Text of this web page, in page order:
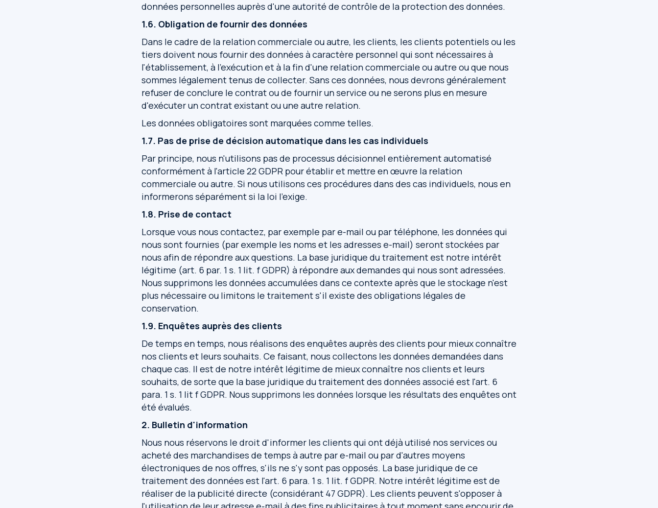
données personnelles auprès d'une autorité de contrôle de la protection des données.
1.6. Obligation de fournir des données
Dans le cadre de la relation commerciale ou autre, les clients, les clients potentiels ou les
tiers doivent nous fournir des données à caractère personnel qui sont nécessaires à
l'établissement, à l'exécution et à la fin d'une relation commerciale ou autre ou que nous
sommes légalement tenus de collecter. Sans ces données, nous devrons généralement
refuser de conclure le contrat ou de fournir un service ou ne serons plus en mesure
d'exécuter un contrat existant ou une autre relation.
Les données obligatoires sont marquées comme telles.
1.7. Pas de prise de décision automatique dans les cas individuels
Par principe, nous n'utilisons pas de processus décisionnel entièrement automatisé
conformément à l'article 22 GDPR pour établir et mettre en œuvre la relation
commerciale ou autre. Si nous utilisons ces procédures dans des cas individuels, nous en
informerons séparément si la loi l'exige.
1.8. Prise de contact
Lorsque vous nous contactez, par exemple par e-mail ou par téléphone, les données qui
nous sont fournies (par exemple les noms et les adresses e-mail) seront stockées par
nous afin de répondre aux questions. La base juridique du traitement est notre intérêt
légitime (art. 6 par. 1 s. 1 lit. f GDPR) à répondre aux demandes qui nous sont adressées.
Nous supprimons les données accumulées dans ce contexte après que le stockage n'est
plus nécessaire ou limitons le traitement s'il existe des obligations légales de
conservation.
1.9. Enquêtes auprès des clients
De temps en temps, nous réalisons des enquêtes auprès des clients pour mieux connaître
nos clients et leurs souhaits. Ce faisant, nous collectons les données demandées dans
chaque cas. Il est de notre intérêt légitime de mieux connaître nos clients et leurs
souhaits, de sorte que la base juridique du traitement des données associé est l'art. 6
para. 1 s. 1 lit f GDPR. Nous supprimons les données lorsque les résultats des enquêtes ont
été évalués.
2. Bulletin d'information
Nous nous réservons le droit d'informer les clients qui ont déjà utilisé nos services ou
acheté des marchandises de temps à autre par e-mail ou par d'autres moyens
électroniques de nos offres, s'ils ne s'y sont pas opposés. La base juridique de ce
traitement des données est l'art. 6 para. 1 s. 1 lit. f GDPR. Notre intérêt légitime est de
réaliser de la publicité directe (considérant 47 GDPR). Les clients peuvent s'opposer à